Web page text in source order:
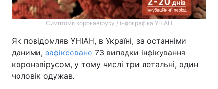
Симптоми коронавірусу / інфографіка УНІАН
Як повідомляв УНІАН, в Україні, за останніми
даними, зафіксовано 73 випадки інфікування
коронавірусом, у тому числі три летальні, один
чоловік одужав.